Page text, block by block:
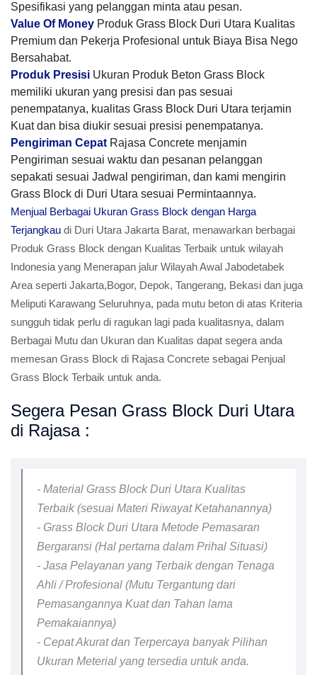
Spesifikasi yang pelanggan minta atau pesan.
Value Of Money Produk Grass Block Duri Utara Kualitas
Premium dan Pekerja Profesional untuk Biaya Bisa Nego
Bersahabat.
Produk Presisi Ukuran Produk Beton Grass Block
memiliki ukuran yang presisi dan pas sesuai
penempatanya, kualitas Grass Block Duri Utara terjamin
Kuat dan bisa diukir sesuai presisi penempatanya.
Pengiriman Cepat Rajasa Concrete menjamin
Pengiriman sesuai waktu dan pesanan pelanggan
sepakati sesuai Jadwal pengiriman, dan kami mengirin
Grass Block di Duri Utara sesuai Permintaannya.
Menjual Berbagai Ukuran Grass Block dengan Harga
Terjangkau di Duri Utara Jakarta Barat, menawarkan berbagai
Produk Grass Block dengan Kualitas Terbaik untuk wilayah
Indonesia yang Menerapan jalur Wilayah Awal Jabodetabek
Area seperti Jakarta,Bogor, Depok, Tangerang, Bekasi dan juga
Meliputi Karawang Seluruhnya, pada mutu beton di atas Kriteria
sungguh tidak perlu di ragukan lagi pada kualitasnya, dalam
Berbagai Mutu dan Ukuran dan Kualitas dapat segera anda
memesan Grass Block di Rajasa Concrete sebagai Penjual
Grass Block Terbaik untuk anda.
Segera Pesan Grass Block Duri Utara
di Rajasa :
- Material Grass Block Duri Utara Kualitas
Terbaik (sesuai Materi Riwayat Ketahanannya)
- Grass Block Duri Utara Metode Pemasaran
Bergaransi (Hal pertama dalam Prihal Situasi)
- Jasa Pelayanan yang Terbaik dengan Tenaga
Ahli / Profesional (Mutu Tergantung dari
Pemasangannya Kuat dan Tahan lama
Pemakaiannya)
- Cepat Akurat dan Terpercaya banyak Pilihan
Ukuran Meterial yang tersedia untuk anda.